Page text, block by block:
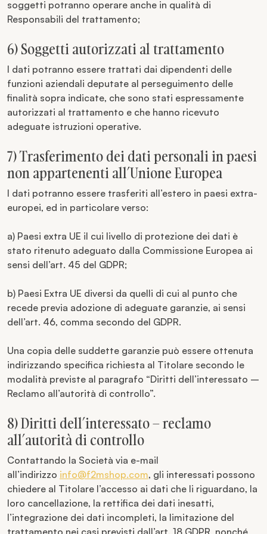
soggetti potranno operare anche in qualità di
Responsabili del trattamento;
6) Soggetti autorizzati al trattamento
I dati potranno essere trattati dai dipendenti delle
funzioni aziendali deputate al perseguimento delle
finalità sopra indicate, che sono stati espressamente
autorizzati al trattamento e che hanno ricevuto
adeguate istruzioni operative.
7) Trasferimento dei dati personali in paesi
non appartenenti all’Unione Europea
I dati potranno essere trasferiti all’estero in paesi extra-
europei, ed in particolare verso:
a) Paesi extra UE il cui livello di protezione dei dati è
stato ritenuto adeguato dalla Commissione Europea ai
sensi dell’art. 45 del GDPR;
b) Paesi Extra UE diversi da quelli di cui al punto che
recede previa adozione di adeguate garanzie, ai sensi
dell’art. 46, comma secondo del GDPR.
Una copia delle suddette garanzie può essere ottenuta
indirizzando specifica richiesta al Titolare secondo le
modalità previste al paragrafo “Diritti dell’interessato –
Reclamo all’autorità di controllo”.
8) Diritti dell’interessato – reclamo
all’autorità di controllo
Contattando la Società via e-mail
all’indirizzo info@f2mshop.com, gli interessati possono
chiedere al Titolare l’accesso ai dati che li riguardano, la
loro cancellazione, la rettifica dei dati inesatti,
l’integrazione dei dati incompleti, la limitazione del
trattamento nei casi previsti dall’art. 18 GDPR, nonché